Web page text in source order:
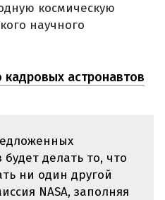
космическую
научного
кадровых астронавтов
делать то, что
ни один другой
NASA, заполняя